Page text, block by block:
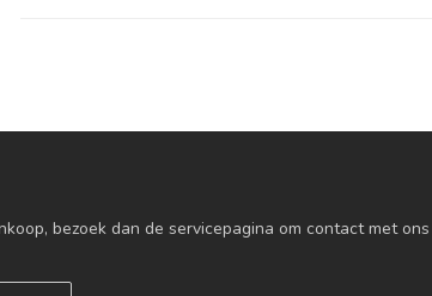
bezoek dan de servicepagina om contact met ons